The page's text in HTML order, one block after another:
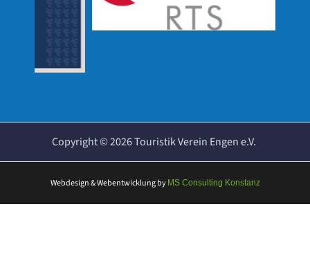
Copyright ©2026Touristik Verein Engen e.V.
Webdesign & Webentwicklungby MS Consulting Konstanz